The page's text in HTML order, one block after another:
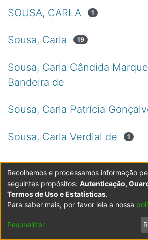
SOUSA, CARLA 1
Sousa, Carla 19
Sousa, Carla Cândida
Bandeira de
Sousa, Carla Patrícia
Sousa, Carla Verdial de 1
Powered by DSpace Copyright ©
Configurações
Política de
Privacidade
Recolhemos e processamos informação
seguintes propósitos: Autenticação,
Termos de Uso e Estatísticas.
Para saber mais, por favor leia a nossa
Pesonalizar